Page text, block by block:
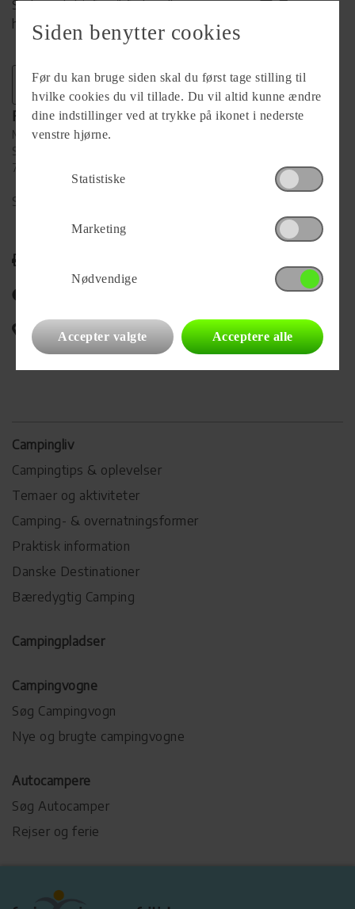
Se komplet info på forhandlerens
hjemmeside
Forhandler
Møllegårdens Camping
Skyumvej 4V. Vildsund
7700 Thisted
Se alle
Campingvognens placering
Campingliv
Campingtips & oplevelser
Temaer og aktiviteter
Camping- & overnatningsformer
Praktisk information
Danske Destinationer
Bæredygtig Camping
Campingpladser
Campingvogne
Søg Campingvogn
Nye og brugte campingvogne
Autocampere
Søg Autocamper
Rejser og ferie
Siden benytter cookies
Før du kan bruge siden skal du først tage stilling til
hvilke cookies du vil tillade. Du vil altid kunne ændre
dine indstillinger ved at trykke på ikonet i nederste
venstre hjørne.
Statistiske
Marketing
Nødvendige
Accepter valgte Acceptere alle